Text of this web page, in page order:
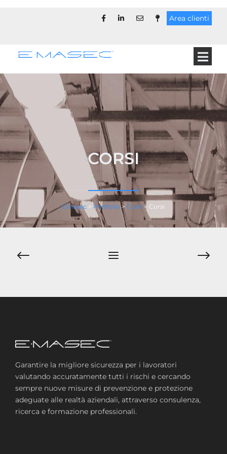
Area clienti
CORSI
Emasec > Portfolio> Corsi > Corsi
Navigazione
Garantire la migliore sicurezza per i lavoratori
valutando accuratamente tutti i rischi e cercando
sempre nuove misure di prevenzione e protezione
adeguate alle realtà aziendali, attraverso consulenza,
ricerca e formazione professionali.